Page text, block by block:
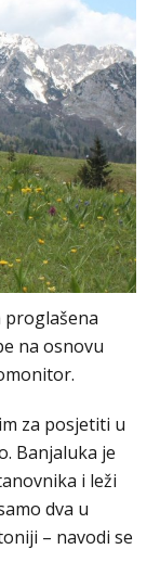
proglašena
na osnovu
za posjetiti u
Banjaluka je
i leži
dva u
– navodi se